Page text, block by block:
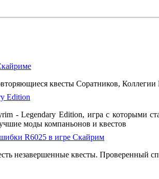
квесты Соратников, Коллегии
Edition
- Legendary Edition, игра с которыми
моды компаньонов и квестов
R6025 в игре Скайрим
незавершенные квесты. Проверенный